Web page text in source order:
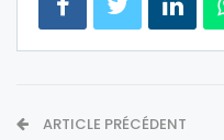
ARTICLE PRÉCÉDENT